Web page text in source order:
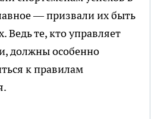
— призвали их быть
Ведь те, кто управляет
должны особенно
к правилам